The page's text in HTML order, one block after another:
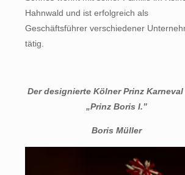
Hahnwald und ist erfolgreich als
Geschäftsführer verschiedener
tätig.
Der designierte Kölner Prinz Karneval
„Prinz Boris I.”
Boris Müller